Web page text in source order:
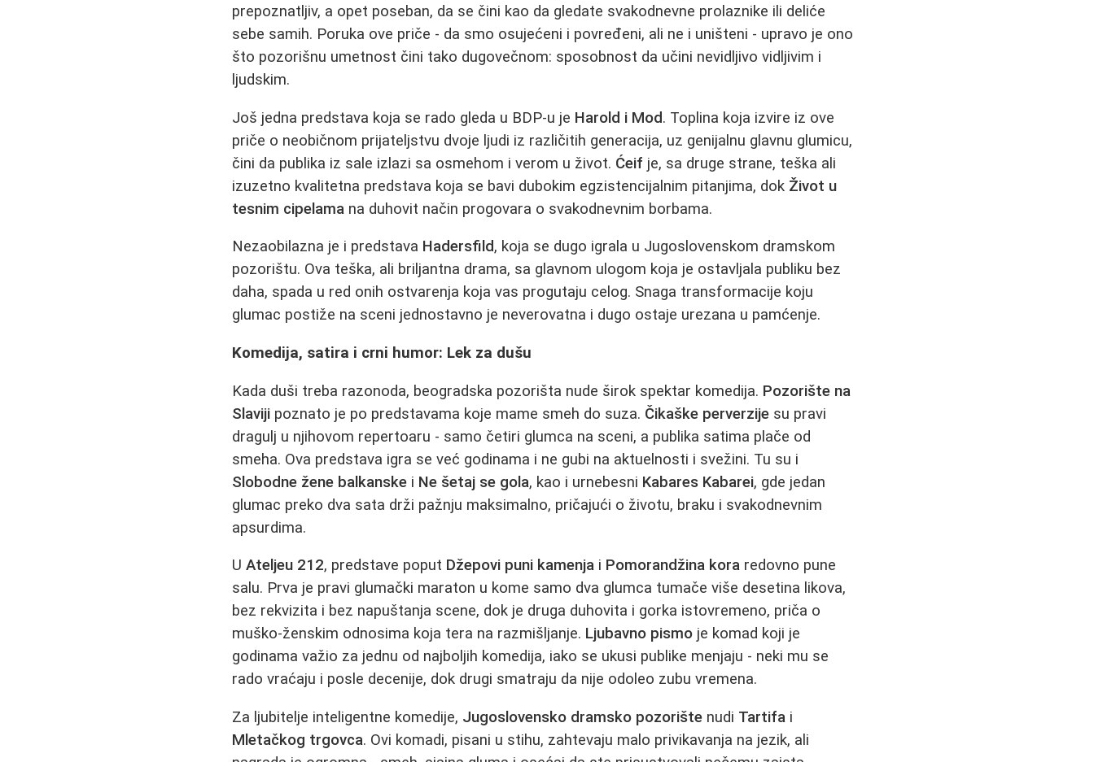
prepoznatljiv, a opet poseban, da se čini kao da gledate svakodnevne prolaznike ili deliće
sebe samih. Poruka ove priče - da smo osujećeni i povređeni, ali ne i uništeni - upravo je ono
što pozorišnu umetnost čini tako dugovečnom: sposobnost da učini nevidljivo vidljivim i
ljudskim.
Još jedna predstava koja se rado gleda u BDP-u je Harold i Mod. Toplina koja izvire iz ove
priče o neobičnom prijateljstvu dvoje ljudi iz različitih generacija, uz genijalnu glavnu glumicu,
čini da publika iz sale izlazi sa osmehom i verom u život. Ćeif je, sa druge strane, teška ali
izuzetno kvalitetna predstava koja se bavi dubokim egzistencijalnim pitanjima, dok Život u
tesnim cipelama na duhovit način progovara o svakodnevnim borbama.
Nezaobilazna je i predstava Hadersfild, koja se dugo igrala u Jugoslovenskom dramskom
pozorištu. Ova teška, ali briljantna drama, sa glavnom ulogom koja je ostavljala publiku bez
daha, spada u red onih ostvarenja koja vas progutaju celog. Snaga transformacije koju
glumac postiže na sceni jednostavno je neverovatna i dugo ostaje urezana u pamćenje.
Komedija, satira i crni humor: Lek za dušu
Kada duši treba razonoda, beogradska pozorišta nude širok spektar komedija. Pozorište na
Slaviji poznato je po predstavama koje mame smeh do suza. Čikaške perverzije su pravi
dragulj u njihovom repertoaru - samo četiri glumca na sceni, a publika satima plače od
smeha. Ova predstava igra se već godinama i ne gubi na aktuelnosti i svežini. Tu su i
Slobodne žene balkanske i Ne šetaj se gola, kao i urnebesni Kabares Kabarei, gde jedan
glumac preko dva sata drži pažnju maksimalno, pričajući o životu, braku i svakodnevnim
apsurdima.
UAteljeu 212, predstave poput Džepovi puni kamenja i Pomorandžina kora redovno pune
salu. Prva je pravi glumački maraton u kome samo dva glumca tumače više desetina likova,
bez rekvizita i bez napuštanja scene, dok je druga duhovita i gorka istovremeno, priča o
muško-ženskim odnosima koja tera na razmišljanje. Ljubavno pismo je komad koji je
godinama važio za jednu od najboljih komedija, iako se ukusi publike menjaju - neki mu se
rado vraćaju i posle decenije, dok drugi smatraju da nije odoleo zubu vremena.
Za ljubitelje inteligentne komedije, Jugoslovensko dramsko pozorište nudi Tartifa i
Mletačkog trgovca. Ovi komadi, pisani u stihu, zahtevaju malo privikavanja na jezik, ali